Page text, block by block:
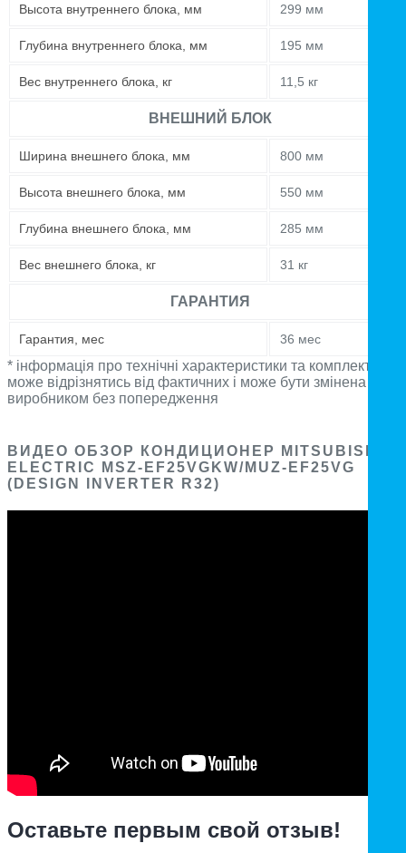
Высота внутреннего блока, мм 299 мм
Глубина внутреннего блока, мм 195 мм
Вес внутреннего блока, кг 11,5 кг
ВНЕШНИЙ БЛОК
Ширина внешнего блока, мм 800 мм
Высота внешнего блока, мм 550 мм
Глубина внешнего блока, мм 285 мм
Вес внешнего блока, кг 31 кг
ГАРАНТИЯ
Гарантия, мес 36 мес
* інформація про технічні характеристики та комплектацію
може відрізнятись від фактичних і може бути змінена
виробником без попередження
ВИДЕО ОБЗОР КОНДИЦИОНЕР MITSUBISHI
ELECTRIC MSZ-EF25VGKW/MUZ-EF25VG
(DESIGN INVERTER R32)
Оставьте первым свой отзыв!